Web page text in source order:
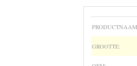
GROOTTE: